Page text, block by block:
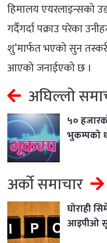
हिमालय एयरलाइन्सको
गर्दैगर्दा पक्राउ परेका
शु’मार्फत भएको सुन
आएको जनाईएको छ ।
अघिल्लो
५०
भुकम्पको
अर्को समाचार
घोराही
आइपीओ